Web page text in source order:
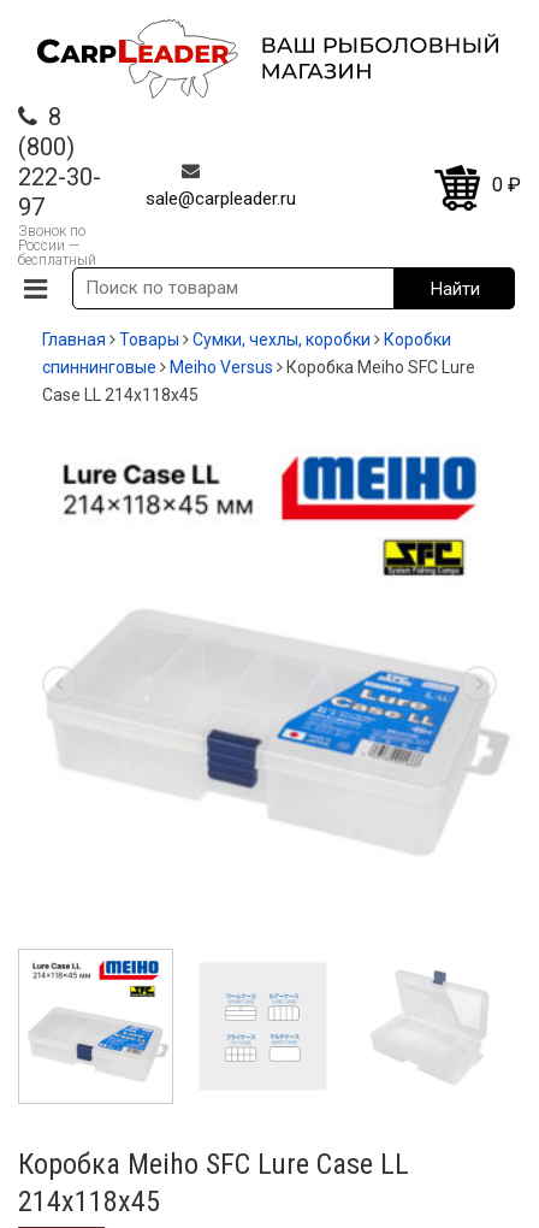
8
(800)
222-30-
97
Звонок по
России —
бесплатный
sale@carpleader.ru
0 ₽
Главная Товары Сумки, чехлы, коробки
Коробки
спиннинговые
Meiho Versus
Коробка Meiho SFC Lure
Case LL 214х118х45
Коробка Meiho SFC Lure Case LL
214х118х45